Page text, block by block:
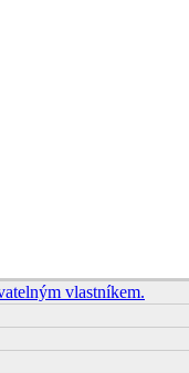
vlastníkem.